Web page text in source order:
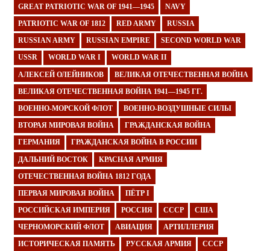
GREAT PATRIOTIC WAR OF 1941—1945 NAVY
PATRIOTIC WAR OF 1812 RED ARMY RUSSIA
RUSSIAN ARMY RUSSIAN EMPIRE SECOND WORLD WAR
USSR WORLD WAR I WORLD WAR II
АЛЕКСЕЙ ОЛЕЙНИКОВ ВЕЛИКАЯ ОТЕЧЕСТВЕННАЯ ВОЙНА
ВЕЛИКАЯ ОТЕЧЕСТВЕННАЯ ВОЙНА 1941—1945 ГГ.
ВОЕННО-МОРСКОЙ ФЛОТ ВОЕННО-ВОЗДУШНЫЕ СИЛЫ
ВТОРАЯ МИРОВАЯ ВОЙНА ГРАЖДАНСКАЯ ВОЙНА
ГЕРМАНИЯ ГРАЖДАНСКАЯ ВОЙНА В РОССИИ
ДАЛЬНИЙ ВОСТОК КРАСНАЯ АРМИЯ
ОТЕЧЕСТВЕННАЯ ВОЙНА 1812 ГОДА
ПЕРВАЯ МИРОВАЯ ВОЙНА ПЁТР I
РОССИЙСКАЯ ИМПЕРИЯ РОССИЯ СССР США
ЧЕРНОМОРСКИЙ ФЛОТ АВИАЦИЯ АРТИЛЛЕРИЯ
ИСТОРИЧЕСКАЯ ПАМЯТЬ РУССКАЯ АРМИЯ СССР